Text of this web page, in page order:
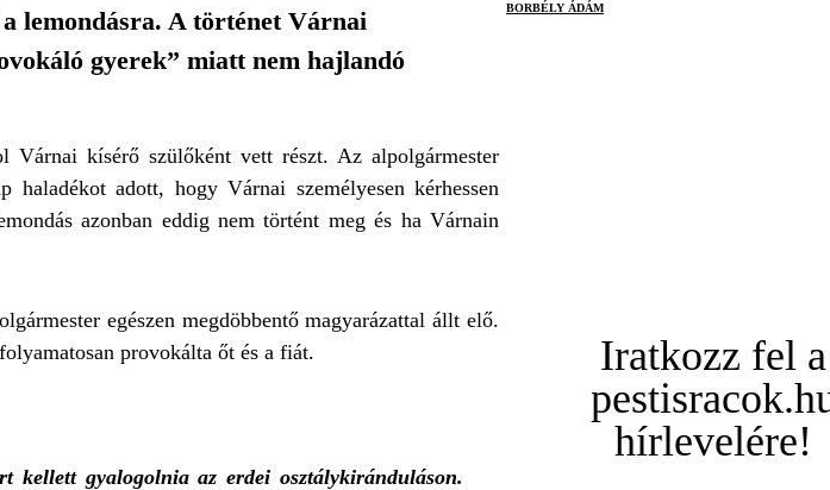
lemondásra. A történet Várnai
gyerek” miatt nem hajlandó
kísérő szülőként vett részt. Az alpolgármester
adott, hogy Várnai személyesen kérhessen
azonban eddig nem történt meg és ha Várnain
egészen megdöbbentő magyarázattal állt elő.
provokálta őt és a fiát.
kellett gyalogolnia az erdei osztálykiránduláson.
BORBÉLY ÁDÁM
Iratkozz fel a
hírlevelére!